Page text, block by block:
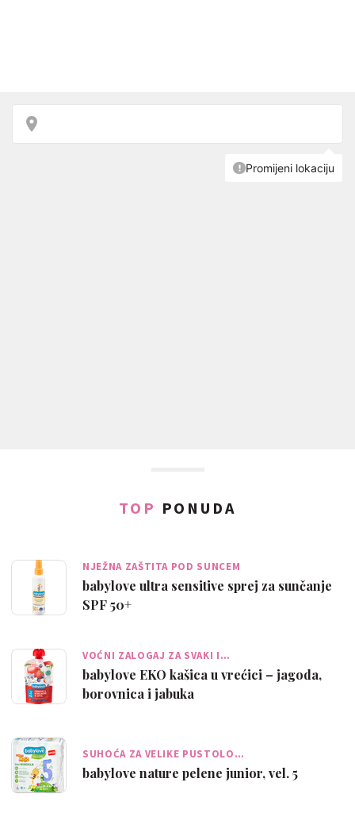
TOP PONUDA
NJEŽNA ZAŠTITA POD SUNCEM
babylove ultra sensitive sprej za sunčanje
SPF 50+
VOĆNI ZALOGAJ ZA SVAKI I…
babylove EKO kašica u vrećici – jagoda,
borovnica i jabuka
SUHOĆA ZA VELIKE PUSTOLO…
babylove nature pelene junior, vel. 5